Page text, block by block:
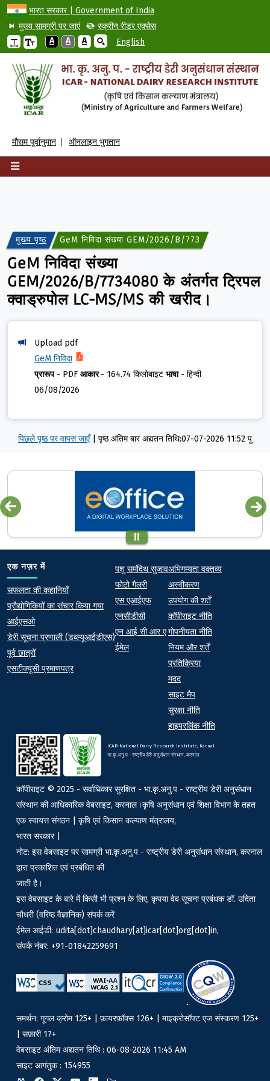
भारत सरकार | Government of India
मुख्य सामग्री पर जाएं
स्क्रीन रीडर एक्सेस
A
A A English
मौसम पूर्वानुमान ऑनलाइन भुगतान
मुख्य पृष्ठ GeM निविदा संख्या GEM/2026/B/7734080 के अंतर्गत
GeM निविदा संख्या
GEM/2026/B/7734080 के अंतर्गत ट्रिपल
क्वाड्रुपोल LC-MS/MS की खरीद।
Upload pdf
GeM निविदा
प्रारूप- PDF आकार- 164.74 किलोबाइट भाषा- हिन्दी
06/08/2026
पिछले पृष्ठ पर वापस जाएँ पृष्ठ अंतिम बार अद्यतन तिथि:07-07-2026 11:52 पु
एक नज़र में
At a Glance
सफलता की कहानियाँ
प्रौद्योगिकियों का संचार किया गया
आईएसओ
डेरी सूचना प्रणाली (डब्ल्यूआईडीएस)
पूर्व छात्रों
एसटीक्यूसी प्रमाणपत्र
Quick links
पशु समंदिथ सुजाव
फोटो गैलरी
एस एआईएफ
एनसीडीसी
एन आई सी आर ए
ईमेल
Footer
अभिगम्यता वक्तव्य
अस्वीकरण
उपयोग की शर्तें
कॉपीराइट नीति
गोपनीयता नीति
नियम और शर्तें
प्रतिक्रिया
मदद
साइट मैप
सुरक्षा नीति
हाइपरलिंक नीति
ICAR-National Dairy Research Institute, Karnal
भा.कृ.अनु.प - राष्ट्रीय डेरी अनुसंधान संस्थान, करनाल
कॉपीराइट © 2025 - सर्वाधिकार सुरक्षित - भा.कृ.अनु.प - राष्ट्रीय डेरी अनुसंधान
संस्थान की आधिकारिक वेबसाइट, करनाल।कृषि अनुसंधान एवं शिक्षा विभाग के तहत
एक स्वायत्त संगठन | कृषि एवं किसान कल्याण मंत्रालय,
भारत सरकार |
नोट: इस वेबसाइट पर सामग्री भा.कृ.अनु.प - राष्ट्रीय डेरी अनुसंधान संस्थान, करनाल
द्वारा प्रकाशित एवं प्रबंधित की
जाती है।
इस वेबसाइट के बारे में किसी भी प्रश्न के लिए, कृपया वेब सूचना प्रबंधक डॉ. उदिता
चौधरी (वरिष्ठ वैज्ञानिक) संपर्क करें
ईमेल आईडी: udita[dot]chaudhary[at]icar[dot]org[dot]in,
संपर्क नंबर: +91-01842259691
समर्थन: गूगल क्रोम 125+ | फ़ायरफ़ॉक्स 126+ | माइक्रोसॉफ्ट एज संस्करण 125+
| सफ़ारी 17+
वेबसाइट अंतिम अद्यतन तिथि : 06-08-2026 11:45 AM
साइट आगंतुक : 154955